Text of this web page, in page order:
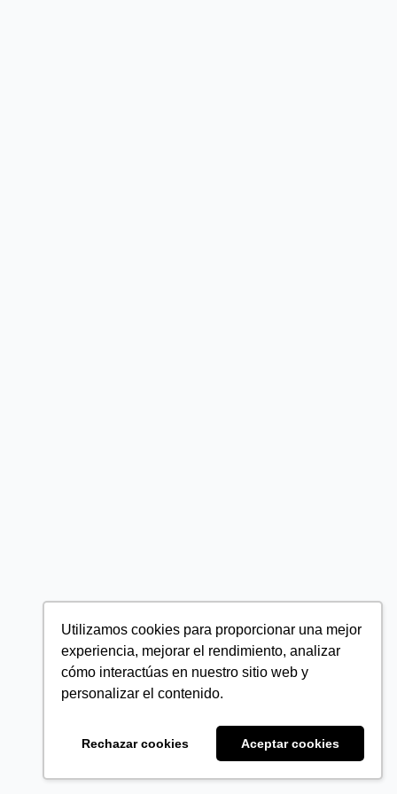
Utilizamos cookies para proporcionar una mejor
experiencia, mejorar el rendimiento, analizar
cómo interactúas en nuestro sitio web y
personalizar el contenido.
Rechazar cookies Aceptar cookies